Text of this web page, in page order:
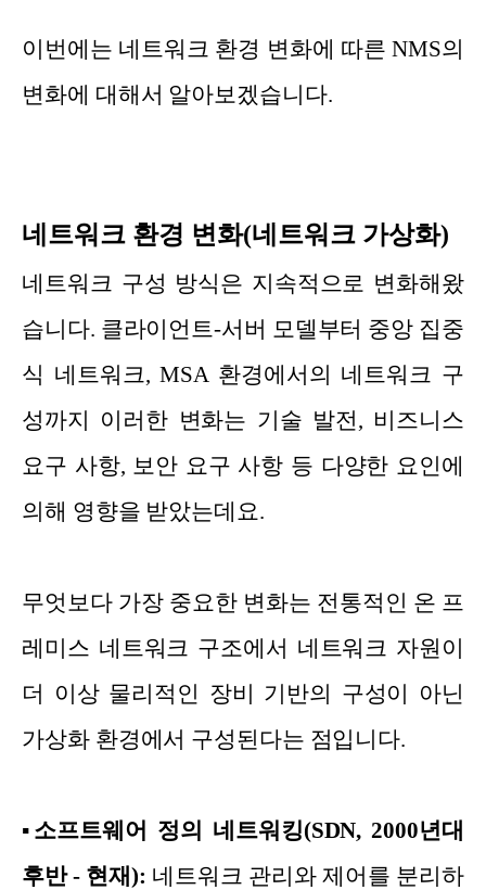
이번에는 네트워크 환경 변화에 따른 NMS의
변화에 대해서 알아보겠습니다.
네트워크 환경 변화(네트워크 가상화)
네트워크 구성 방식은 지속적으로 변화해왔
습니다. 클라이언트-서버 모델부터 중앙 집중
식 네트워크, MSA 환경에서의 네트워크 구
성까지 이러한 변화는 기술 발전, 비즈니스
요구 사항, 보안 요구 사항 등 다양한 요인에
의해 영향을 받았는데요.
무엇보다 가장 중요한 변화는 전통적인 온 프
레미스 네트워크 구조에서 네트워크 자원이
더 이상 물리적인 장비 기반의 구성이 아닌
가상화 환경에서 구성된다는 점입니다.
▪ 소프트웨어 정의 네트워킹(SDN, 2000년대
후반 - 현재): 네트워크 관리와 제어를 분리하